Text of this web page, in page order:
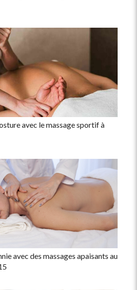
avec le massage sportif à
avec des massages apaisants au